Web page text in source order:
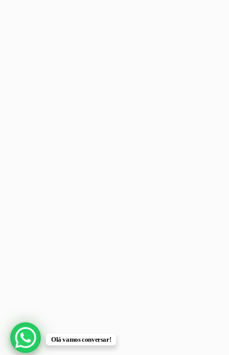
Olá vamos conversar!